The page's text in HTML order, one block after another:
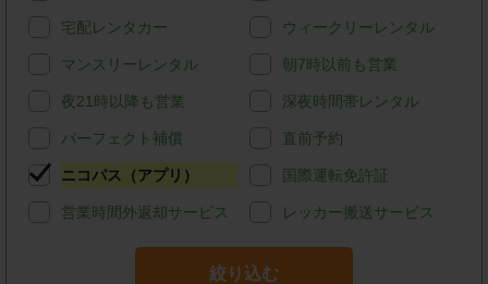
宅配レンタカー ウィークリーレンタル
マンスリーレンタル 朝7時以前も営業
夜21時以降も営業 深夜時間帯レンタル
パーフェクト補償 直前予約
ニコパス（アプリ） 国際運転免許証
営業時間外返却サービス レッカー搬送サービス
絞り込む